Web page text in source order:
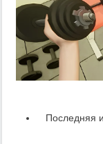
Последняя